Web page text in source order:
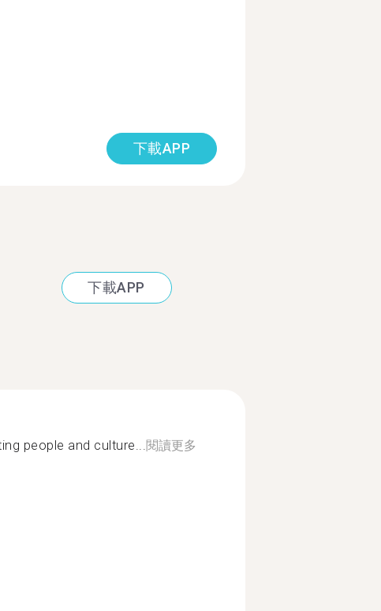
下載APP
下載APP
people and culture... 閱讀更多